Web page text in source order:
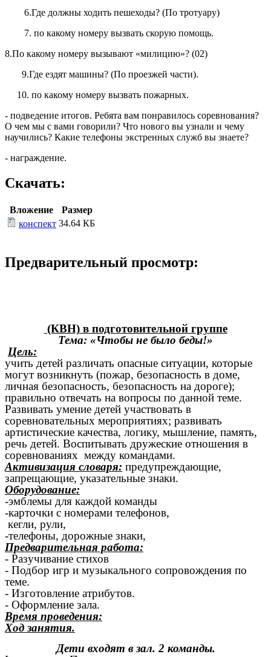
6.Где должны ходить пешеходы? (По тротуару)
7. по какому номеру вызвать скорую помощь.
8.По какому номеру вызывают «милицию»? (02)
9.Где ездят машины? (По проезжей части).
10. по какому номеру вызвать пожарных.
- подведение итогов. Ребята вам понравилось соревнования?
О чем мы с вами говорили? Что нового вы узнали и чему
научились? Какие телефоны экстренных служб вы знаете?
- награждение.
Скачать:
Вложение
Размер
конспект 34.64 КБ
Предварительный просмотр:
(КВН) в подготовительной группе
Тема: «Чтобы не было беды!»
Цель:
учить детей различать опасные ситуации, которые
могут возникнуть (пожар, безопасность в доме,
личная безопасность, безопасность на дороге);
правильно отвечать на вопросы по данной теме.
Развивать умение детей участвовать в
соревновательных мероприятиях; развивать
артистические качества, логику, мышление, память,
речь детей. Воспитывать дружеские отношения в
соревнованиях между командами.
Активизация словаря: предупреждающие,
запрещающие, указательные знаки.
Оборудование:
-эмблемы для каждой команды
-карточки с номерами телефонов,
кегли, рули,
-телефоны, дорожные знаки,
Предварительная работа:
- Разучивание стихов
- Подбор игр и музыкального сопровождения по
теме.
- Изготовление атрибутов.
- Оформление зала.
Время проведения:
Ход занятия.
Дети входят в зал. 2 команды.